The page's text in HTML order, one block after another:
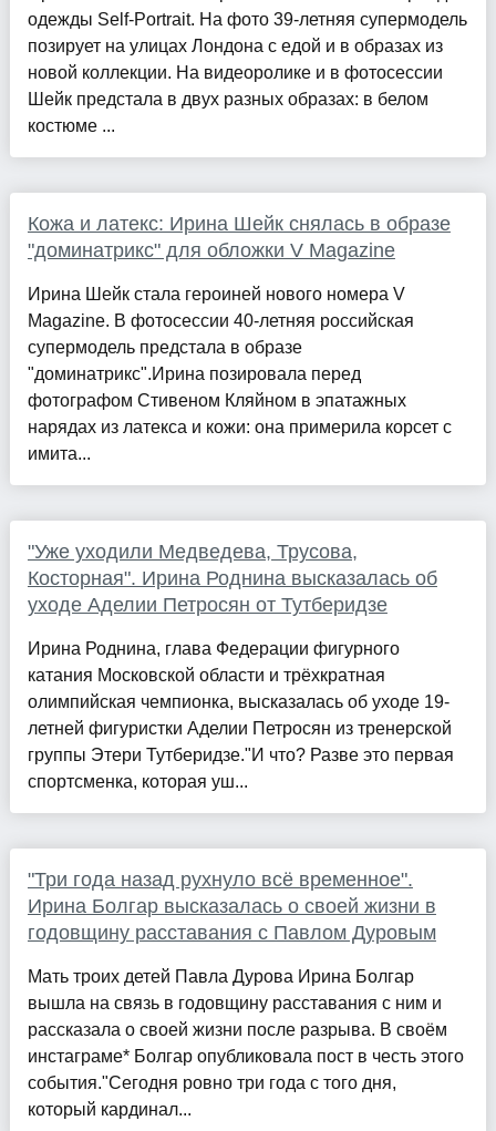
одежды Self-Portrait. На фото 39-летняя супермодель
позирует на улицах Лондона с едой и в образах из
новой коллекции. На видеоролике и в фотосессии
Шейк предстала в двух разных образах: в белом
костюме ...
Кожа и латекс: Ирина Шейк снялась в образе
"доминатрикс" для обложки V Magazine
Ирина Шейк стала героиней нового номера V
Magazine. В фотосессии 40-летняя российская
супермодель предстала в образе
"доминатрикс".Ирина позировала перед
фотографом Стивеном Кляйном в эпатажных
нарядах из латекса и кожи: она примерила корсет с
имита...
"Уже уходили Медведева, Трусова,
Косторная". Ирина Роднина высказалась об
уходе Аделии Петросян от Тутберидзе
Ирина Роднина, глава Федерации фигурного
катания Московской области и трёхкратная
олимпийская чемпионка, высказалась об уходе 19-
летней фигуристки Аделии Петросян из тренерской
группы Этери Тутберидзе."И что? Разве это первая
спортсменка, которая уш...
"Три года назад рухнуло всё временное".
Ирина Болгар высказалась о своей жизни в
годовщину расставания с Павлом Дуровым
Мать троих детей Павла Дурова Ирина Болгар
вышла на связь в годовщину расставания с ним и
рассказала о своей жизни после разрыва. В своём
инстаграме* Болгар опубликовала пост в честь этого
события."Сегодня ровно три года с того дня,
который кардинал...